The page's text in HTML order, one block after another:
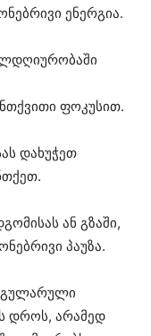
ენერგია.
ფოკუსით.
დახუჭეთ
ან გზაში,
პაუზა.
დროს, არამედ